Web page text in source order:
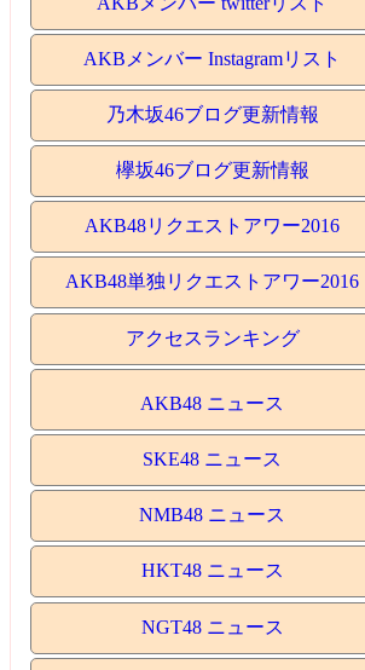
AKBメンバー Instagramリスト
乃木坂46ブログ更新情報
欅坂46ブログ更新情報
AKB48リクエストアワー2016
AKB48単独リクエストアワー2016
アクセスランキング
AKB48 ニュース
SKE48 ニュース
NMB48 ニュース
HKT48 ニュース
NGT48 ニュース